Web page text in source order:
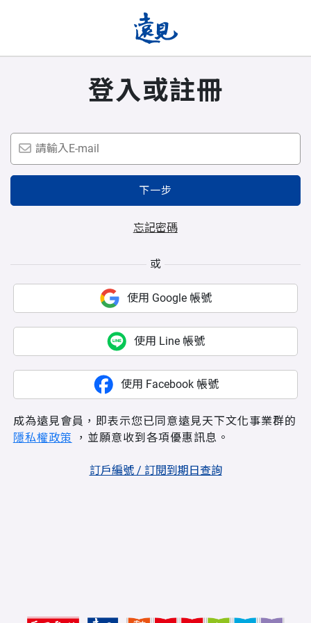
登入或註冊
下一步
忘記密碼
或
使用 Google 帳號
使用 Line 帳號
使用 Facebook 帳號
成為遠見會員，即表示您已同意遠見天下文化事業群的
隱私權政策 ，並願意收到各項優惠訊息。
訂戶編號 / 訂閱到期日查詢